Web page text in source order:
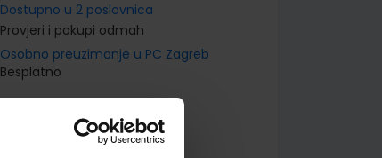
Dostupno u 2 poslovnica
Provjeri i pokupi odmah
Osobno preuzimanje u PC Zagreb
Besplatno